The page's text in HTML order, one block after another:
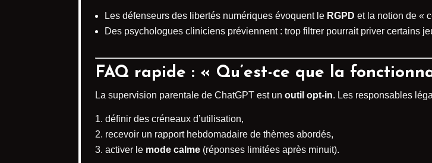
Les défenseurs des libertés numériques évoquent le RGPD et la notion de «
Des psychologues cliniciens préviennent : trop filtrer pourrait priver certains
FAQ rapide : « Qu’est-ce que la
La supervision parentale de ChatGPT est un outil opt-in. Les responsables
définir des créneaux d’utilisation,
recevoir un rapport hebdomadaire de thèmes abordés,
activer le mode calme (réponses limitées après minuit).